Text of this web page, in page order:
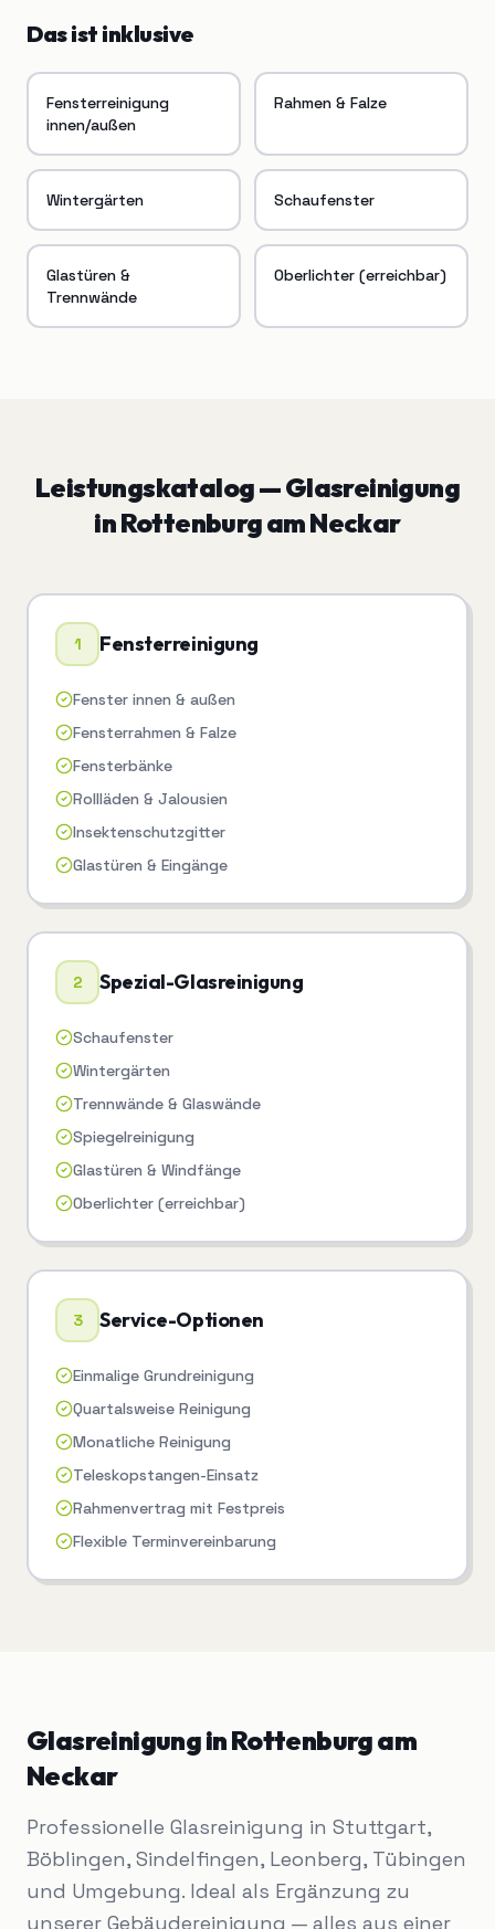
Das ist inklusive
Fensterreinigung
innen/außen
Rahmen & Falze
Wintergärten Schaufenster
Glastüren &
Trennwände
Oberlichter (erreichbar)
Leistungskatalog —Glasreinigung
inRottenburg am Neckar
1 Fensterreinigung
Fenster innen & außen
Fensterrahmen & Falze
Fensterbänke
Rollläden & Jalousien
Insektenschutzgitter
Glastüren & Eingänge
2 Spezial-Glasreinigung
Schaufenster
Wintergärten
Trennwände & Glaswände
Spiegelreinigung
Glastüren & Windfänge
Oberlichter (erreichbar)
3 Service-Optionen
Einmalige Grundreinigung
Quartalsweise Reinigung
Monatliche Reinigung
Teleskopstangen-Einsatz
Rahmenvertrag mit Festpreis
Flexible Terminvereinbarung
GlasreinigunginRottenburg am
Neckar
Professionelle Glasreinigung in Stuttgart,
Böblingen, Sindelfingen, Leonberg, Tübingen
und Umgebung. Ideal als Ergänzung zu
unserer Gebäudereinigung — alles aus einer